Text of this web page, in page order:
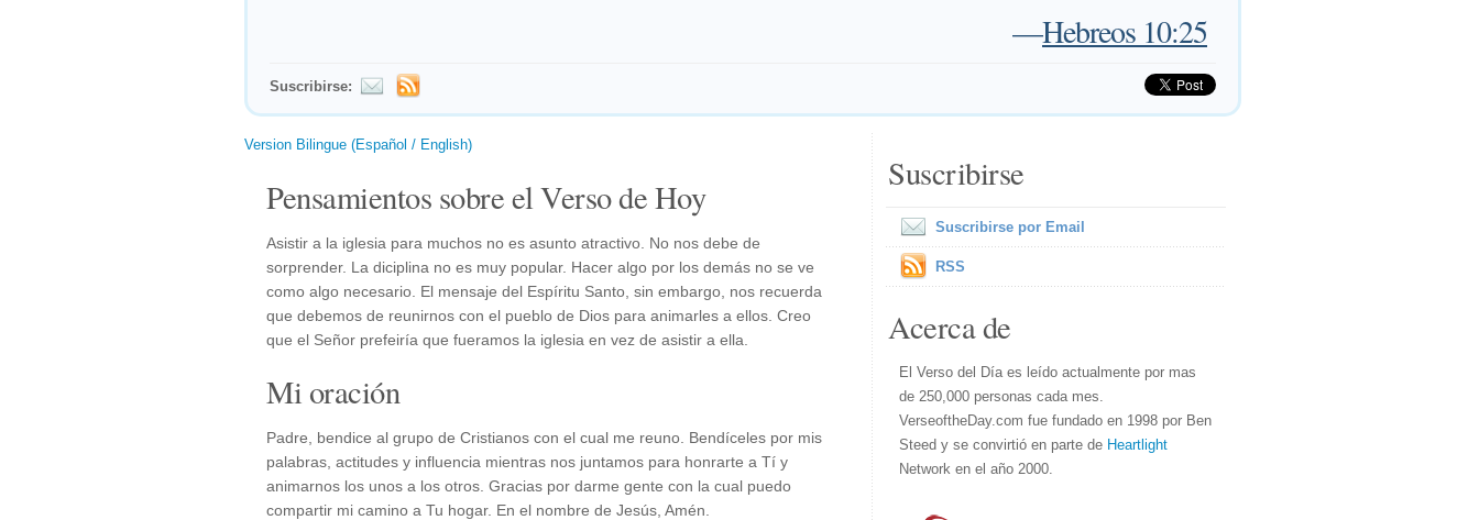
—Hebreos 10:25
Suscribirse:
Version Bilingue (Español / English)
Pensamientos sobre el Verso de Hoy
Asistir a la iglesia para muchos no es asunto atractivo. No nos debe de
sorprender. La diciplina no es muy popular. Hacer algo por los demás no se ve
como algo necesario. El mensaje del Espíritu Santo, sin embargo, nos recuerda
que debemos de reunirnos con el pueblo de Dios para animarles a ellos. Creo
que el Señor prefeiría que fueramos la iglesia en vez de asistir a ella.
Mi oración
Padre, bendice al grupo de Cristianos con el cual me reuno. Bendíceles por mis
palabras, actitudes y influencia mientras nos juntamos para honrarte a Tí y
animarnos los unos a los otros. Gracias por darme gente con la cual puedo
compartir mi camino a Tu hogar. En el nombre de Jesús, Amén.
Suscribirse
Suscribirse por Email
RSS
Acerca de
El Verso del Día es leído actualmente por mas
de 250,000 personas cada mes.
VerseoftheDay.com fue fundado en 1998 por Ben
Steed y se convirtió en parte de Heartlight
Network en el año 2000.